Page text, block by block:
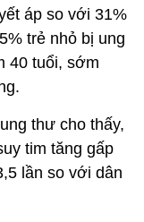
áp so với 31%
trẻ nhỏ bị ung
40 tuổi, sớm
thư cho thấy,
tim tăng gấp
lần so với dân